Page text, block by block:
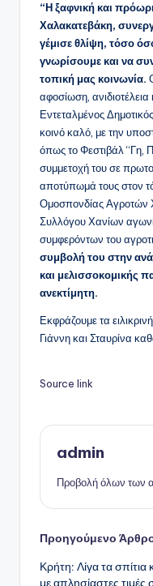
“Η ξαφνική και
Χαλακατεβάκη,
γέμισε θλίψη, τόσο
γνωρίσουμε και να
τοπική μας κοινωνία.
αφοσίωση,
Εντεταλμένος
κοινό καλό, με την
όπως το Φεστιβάλ “Γη,
συμμετοχή του σε
αποτύπωμά τους στον
Ομοσπονδίας Αγροτών
Συλλόγου Χανίων
συμφερόντων του
συμβολή του στην
και μελισσοκομικής
ανεκτίμητη.
Εκφράζουμε τα
Γιάννη και Σταυρίνα
Source link
admin
Προβολή όλων των
Προηγούμενο
Κρήτη: Λίγα τα σπίτια
με απλησίαστες τιμές